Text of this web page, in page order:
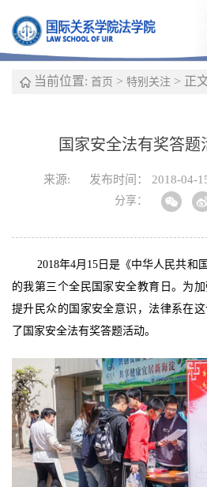
当前位置: 首页 > 特别关注 > 正
国家安全法有奖答题
来源: 发布时间： 2018-04-
分享：
2018年4月15日是《中华人民共和
的我第三个全民国家安全教育日。为
提升民众的国家安全意识，法律系在
了国家安全法有奖答题活动。